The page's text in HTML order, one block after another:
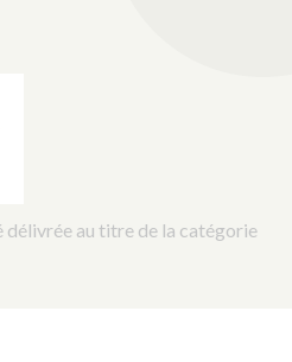
au titre de la catégorie